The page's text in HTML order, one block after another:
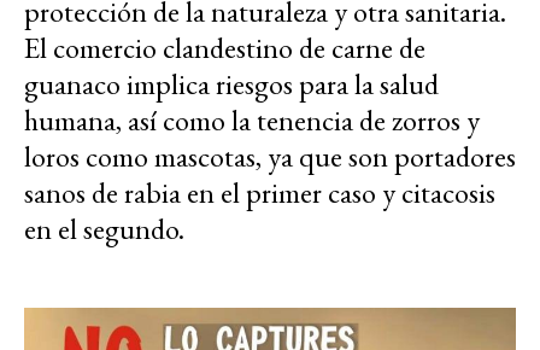
protección de la naturaleza y otra sanitaria.
El comercio clandestino de carne de
guanaco implica riesgos para la salud
humana, así como la tenencia de zorros y
loros como mascotas, ya que son portadores
sanos de rabia en el primer caso y citacosis
en el segundo.